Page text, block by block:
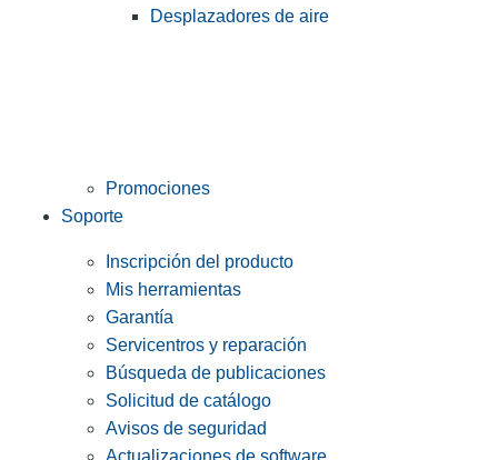
Desplazadores de aire
Promociones
Soporte
Inscripción del producto
Mis herramientas
Garantía
Servicentros y reparación
Búsqueda de publicaciones
Solicitud de catálogo
Avisos de seguridad